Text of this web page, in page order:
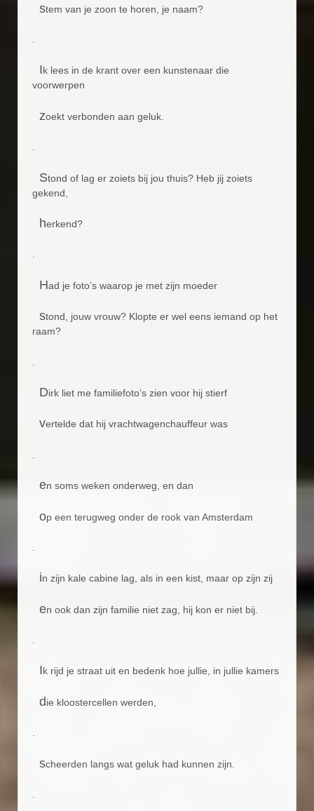
stem van je zoon te horen, je naam?
Ik lees in de krant over een kunstenaar die
voorwerpen
zoekt verbonden aan geluk.
.
Stond of lag er zoiets bij jou thuis? Heb jij zoiets
gekend,
herkend?
.
Had je foto’s waarop je met zijn moeder
stond, jouw vrouw? Klopte er wel eens iemand op het
raam?
Dirk liet me familiefoto’s zien voor hij stierf
vertelde dat hij vrachtwagenchauffeur was
en soms weken onderweg, en dan
op een terugweg onder de rook van Amsterdam
in zijn kale cabine lag, als in een kist, maar op zijn zij
en ook dan zijn familie niet zag, hij kon er niet bij.
Ik rijd je straat uit en bedenk hoe jullie, in jullie kamers
die kloostercellen werden,
.
scheerden langs wat geluk had kunnen zijn.